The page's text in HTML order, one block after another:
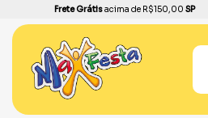
Frete Grátisacima de R$150,00 SP